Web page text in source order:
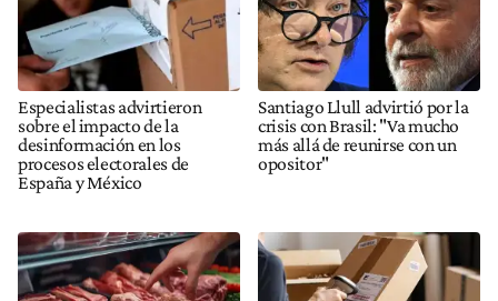
Especialistas advirtieron
sobre el impacto de la
desinformación en los
procesos electorales de
España y México
Santiago Llull advirtió por la
crisis con Brasil: "Va mucho
más allá de reunirse con un
opositor"